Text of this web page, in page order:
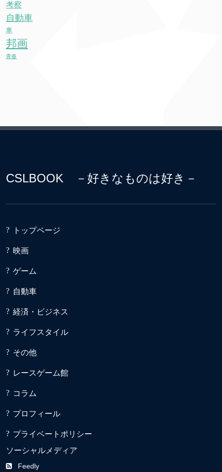
考察
自動車
車
邦画
青春
CSLBOOK －好きなものは好き－
トップページ
映画
ゲーム
自動車
経済・ビジネス
ライフスタイル
その他
レースゲーム館
コラム
プロフィール
プライベートポリシー
ソーシャルメディア
Feedly